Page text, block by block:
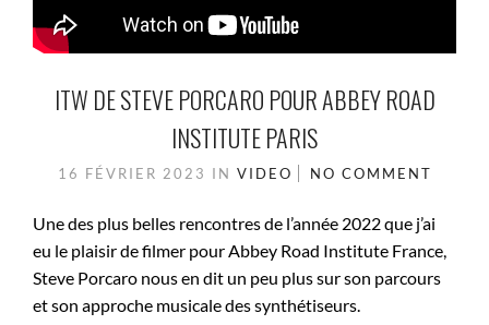
ITW DE STEVE PORCARO POUR ABBEY ROAD
INSTITUTE PARIS
16 FÉVRIER 2023 IN VIDEO NO COMMENT
Une des plus belles rencontres de l’année 2022 que j’ai
eu le plaisir de filmer pour Abbey Road Institute France,
Steve Porcaro nous en dit un peu plus sur son parcours
et son approche musicale des synthétiseurs.